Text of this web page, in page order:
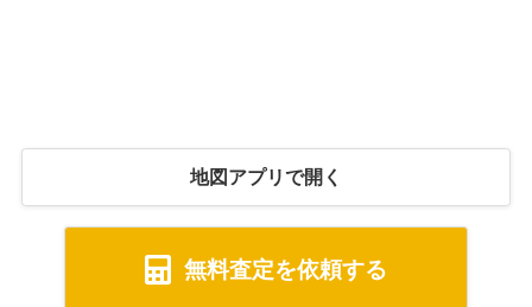
地図アプリで開く
無料査定を依頼する